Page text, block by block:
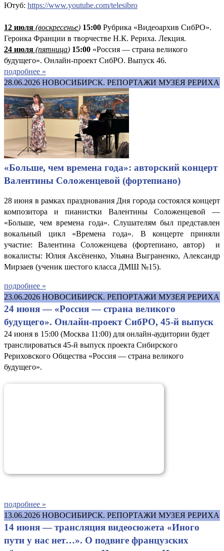
Ютуб: https://www.youtube.com/telesibro
12 июля (воскресенье) 15:00 Рубрика «Видеоархив СибРО».
Героика Франции в творчестве Н.К. Рериха. Лекция.
24 июля (пятница) 15:00 «Россия — страна великого
будущего». Онлайн-проект СибРО. Выпуск 46.
подробнее »
28.06.2026 НОВОСИБИРСК. РЕПОРТАЖИ МУЗЕЯ РЕРИХА
«Больше, чем времена года»: авторский концерт
Валентины Соложенцевой (фортепиано)
28 июня в рамках празднования Дня города состоялся концерт
композитора и пианистки Валентины Соложенцевой —
«Больше, чем времена года». Слушателям был представлен
вокальный цикл «Времена года». В концерте приняли
участие: Валентина Соложенцева (фортепиано, автор) и
вокалисты: Юлия Аксёненко, Ульяна Выграненко, Александр
Мирзаев (ученик шестого класса ДМШ №15).
подробнее »
23.06.2026 НОВОСИБИРСК. РЕПОРТАЖИ МУЗЕЯ РЕРИХА
24 июня — «Россия — страна великого
будущего». Онлайн-проект СибРО, 45-й выпуск
24 июня в 15:00 (Москва 11:00) для онлайн-аудитории будет
транслироваться 45-й выпуск проекта Сибирского
Рериховского Общества «Россия — страна великого
будущего».
подробнее »
13.06.2026 НОВОСИБИРСК. РЕПОРТАЖИ МУЗЕЯ РЕРИХА
14 июня — трансляция видеосюжета «Иного
пути у нас нет…». О подвиге французских